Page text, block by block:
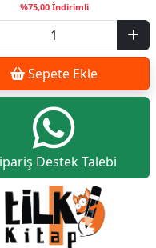
%75,00 İndirimli
Sepete Ekle
Destek Talebi